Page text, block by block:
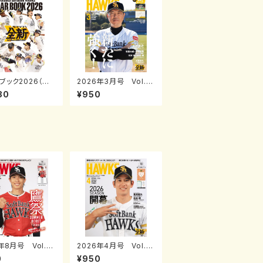
ック2026（月
ス2026年4月
2026年3月号 Vol.3
05
¥950
8月号 Vol.2
2026年4月号 Vol.3
06
¥950